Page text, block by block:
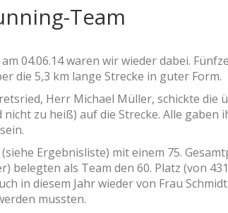
Team
04.06.14 waren wir wieder dabei.
die 5,3 km lange Strecke in guter Form.
Herr Michael Müller, schickte die
zu heiß) auf die Strecke. Alle gaben
Ergebnisliste) mit einem 75.
belegten als Team den 60. Platz (von
in diesem Jahr wieder von Frau
mussten.